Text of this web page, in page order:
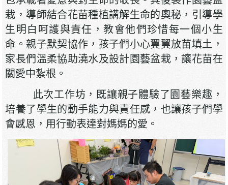
栽，導師結合花苗種植講解生命的奧秘，引導學
生明白呵護與責任，教會他們珍惜每一個小生
命。親子默契協作，孩子們小心翼翼放苗填土，
家長們溫柔協助澆水及設計園藝盆栽，讓花苗在
關愛中紮根。
此次工作坊，既讓親子體驗了園藝樂趣，
培養了學生的動手能力與責任感，也讓孩子們學
會感恩，用行動表達對媽媽的愛。